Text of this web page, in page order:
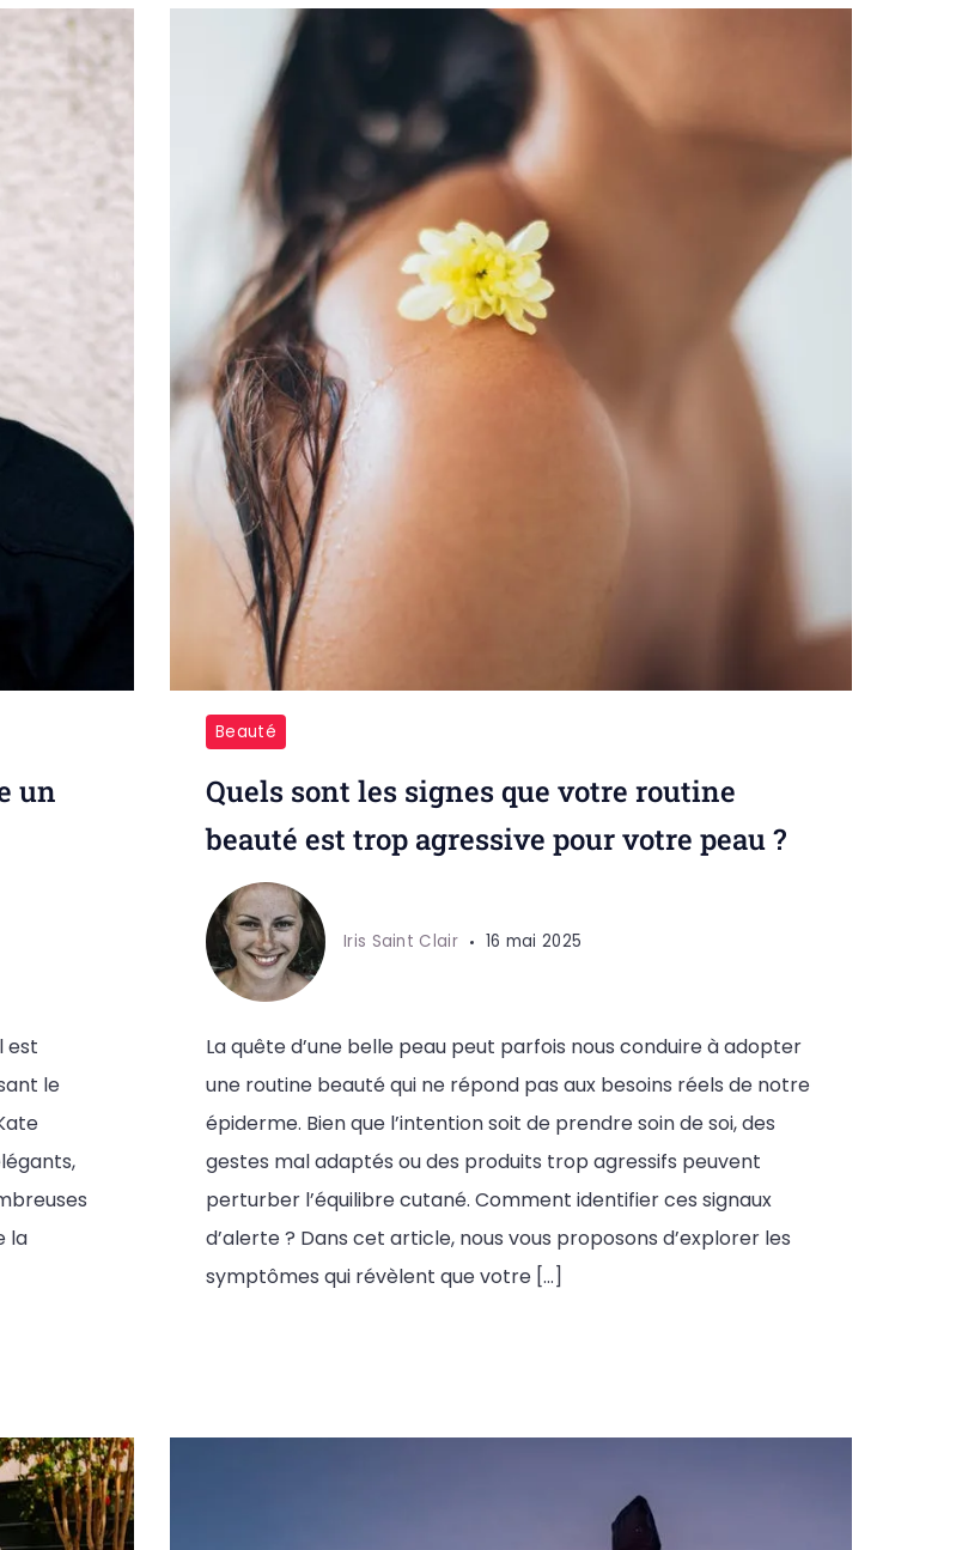
un
est
le
la
Beauté
Quels sont les signes que votre routine
beauté est trop agressive pour votre peau ?
Iris Saint Clair 16 mai 2025
La quête d’une belle peau peut parfois nous conduire à adopter
une routine beauté qui ne répond pas aux besoins réels de notre
épiderme. Bien que l’intention soit de prendre soin de soi, des
gestes mal adaptés ou des produits trop agressifs peuvent
perturber l’équilibre cutané. Comment identifier ces signaux
d’alerte ? Dans cet article, nous vous proposons d’explorer les
symptômes qui révèlent que votre […]